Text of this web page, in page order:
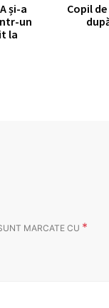
și-a
un
la
Copil
MARCATE CU *